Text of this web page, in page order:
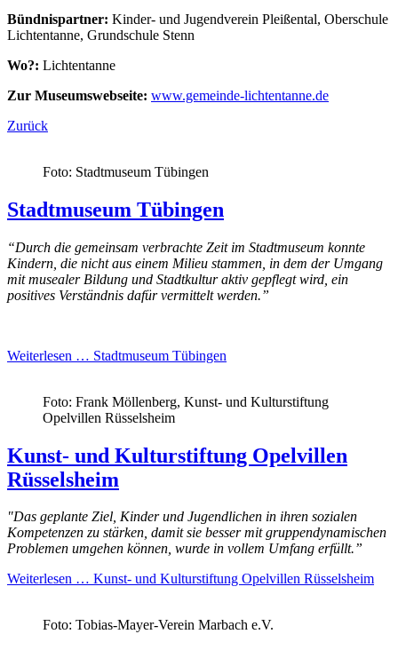
Bündnispartner: Kinder- und Jugendverein Pleißental, Oberschule
Lichtentanne, Grundschule Stenn
Wo?: Lichtentanne
Zur Museumswebseite: www.gemeinde-lichtentanne.de
Zurück
Foto: Stadtmuseum Tübingen
Stadtmuseum Tübingen
“Durch die gemeinsam verbrachte Zeit im Stadtmuseum konnte
Kindern, die nicht aus einem Milieu stammen, in dem der Umgang
mit musealer Bildung und Stadtkultur aktiv gepflegt wird, ein
positives Verständnis dafür vermittelt werden.”
Weiterlesen … Stadtmuseum Tübingen
Foto: Frank Möllenberg, Kunst- und Kulturstiftung
Opelvillen Rüsselsheim
Kunst- und Kulturstiftung Opelvillen
Rüsselsheim
"Das geplante Ziel, Kinder und Jugendlichen in ihren sozialen
Kompetenzen zu stärken, damit sie besser mit gruppendynamischen
Problemen umgehen können, wurde in vollem Umfang erfüllt.”
Weiterlesen … Kunst- und Kulturstiftung Opelvillen Rüsselsheim
Foto: Tobias-Mayer-Verein Marbach e.V.